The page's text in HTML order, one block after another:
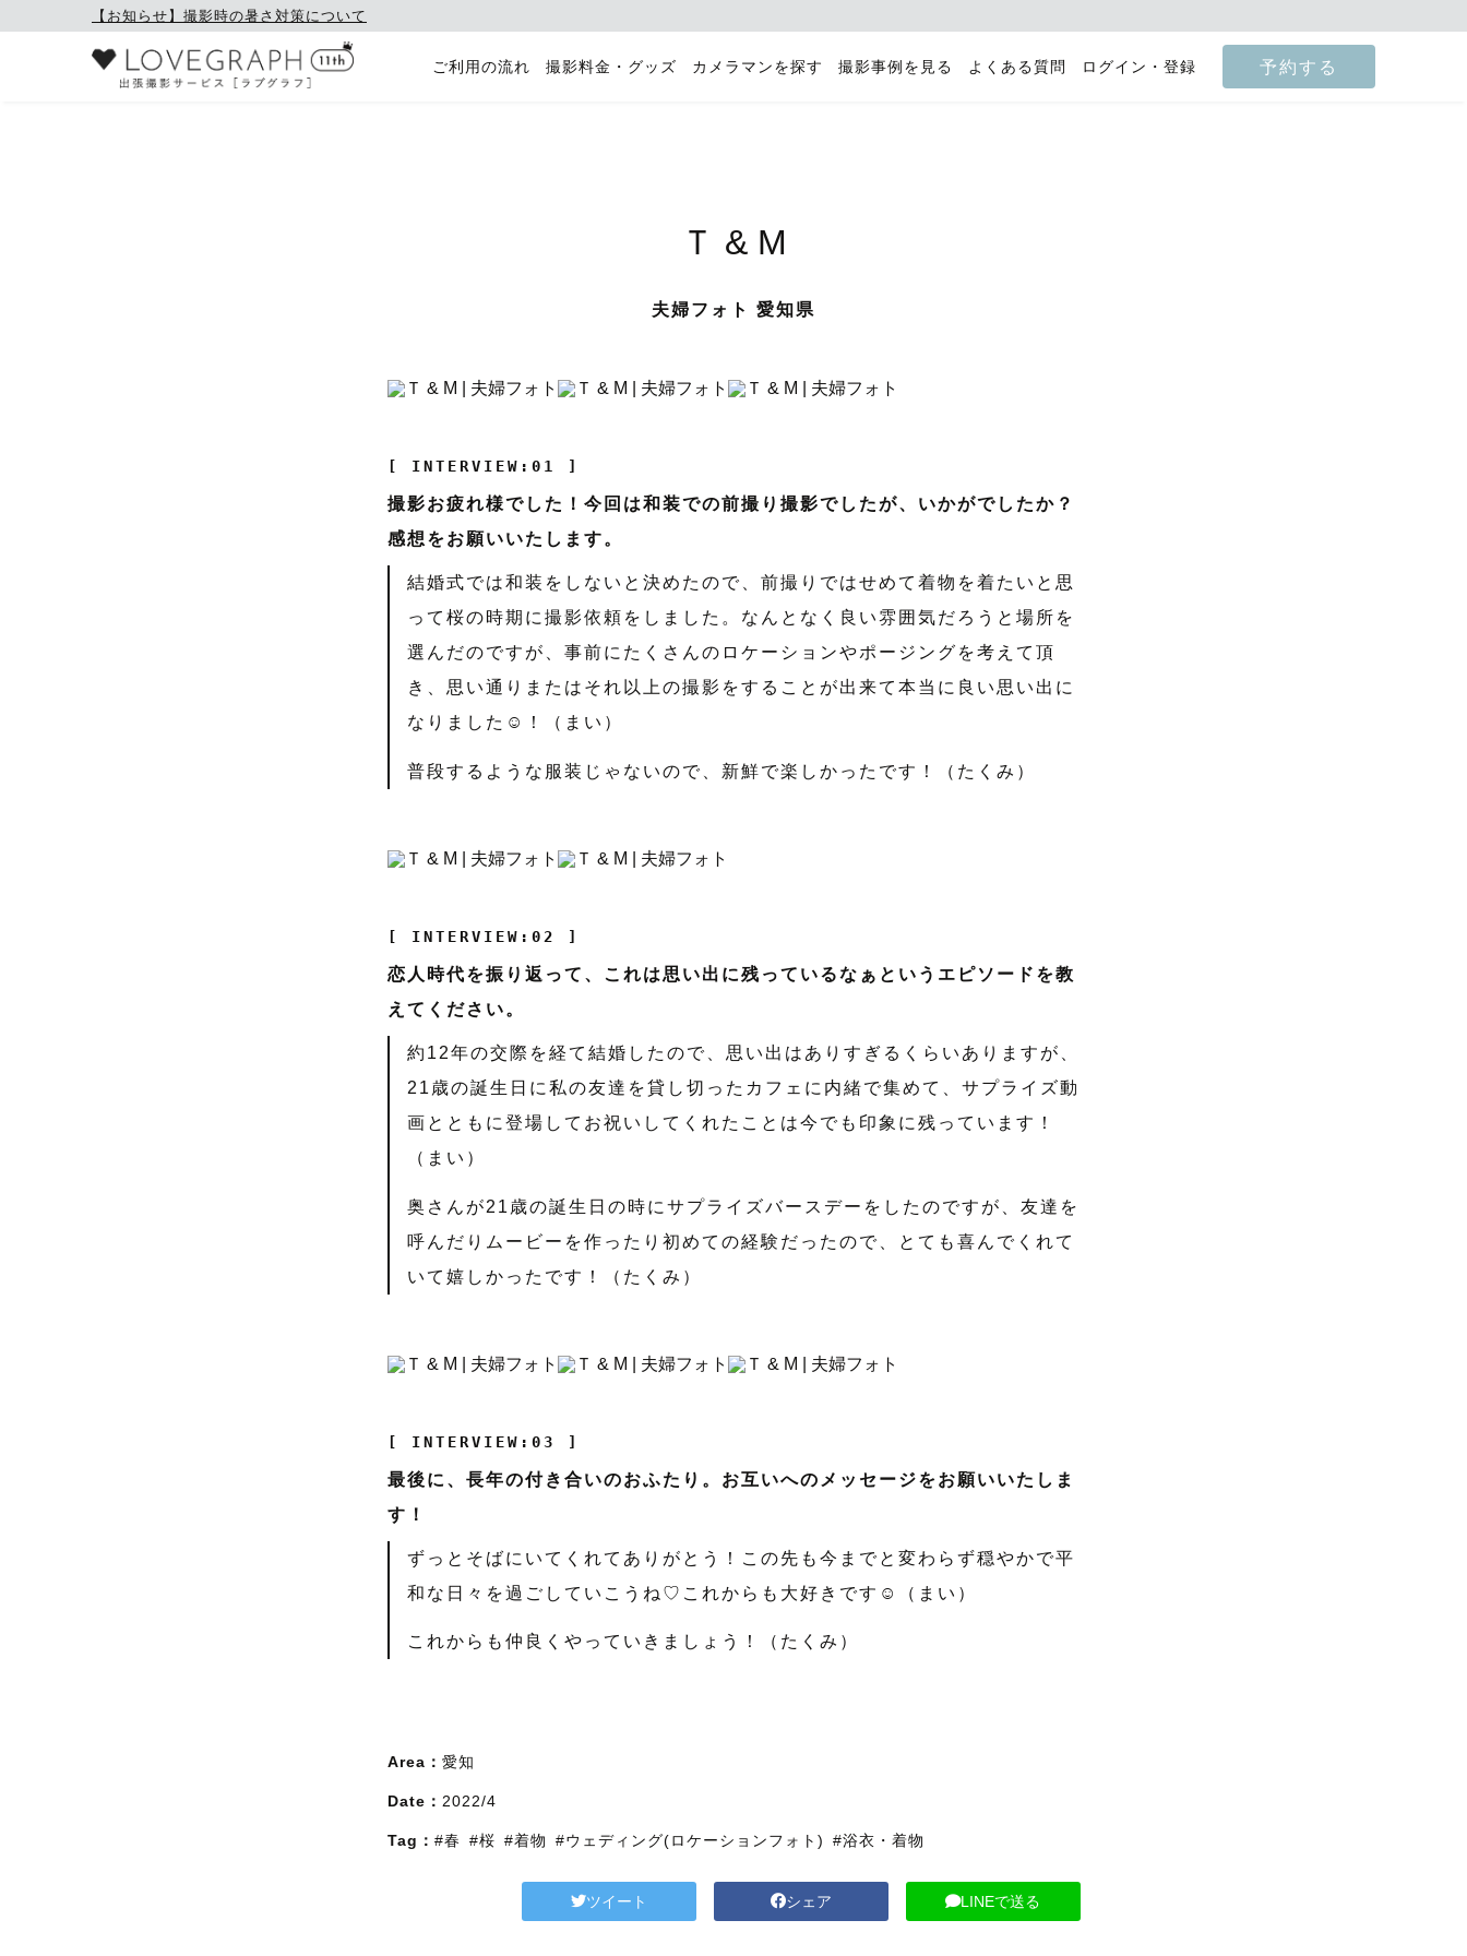
【お知らせ】撮影時の暑さ対策について
ご利用の流れ 撮影料金・グッズ カメラマンを探す 撮影事例を見る よくある質問 ログイン・登録 予約する
Ｔ & M
夫婦フォト 愛知県
[ INTERVIEW:01 ]
撮影お疲れ様でした！今回は和装での前撮り撮影でしたが、いかがでしたか？
感想をお願いいたします。
結婚式では和装をしないと決めたので、前撮りではせめて着物を着たいと思
って桜の時期に撮影依頼をしました。なんとなく良い雰囲気だろうと場所を
選んだのですが、事前にたくさんのロケーションやポージングを考えて頂
き、思い通りまたはそれ以上の撮影をすることが出来て本当に良い思い出に
なりました☺️！（まい）
普段するような服装じゃないので、新鮮で楽しかったです！（たくみ）
[ INTERVIEW:02 ]
恋人時代を振り返って、これは思い出に残っているなぁというエピソードを教
えてください。
約12年の交際を経て結婚したので、思い出はありすぎるくらいありますが、
21歳の誕生日に私の友達を貸し切ったカフェに内緒で集めて、サプライズ動
画とともに登場してお祝いしてくれたことは今でも印象に残っています！
（まい）
奥さんが21歳の誕生日の時にサプライズバースデーをしたのですが、友達を
呼んだりムービーを作ったり初めての経験だったので、とても喜んでくれて
いて嬉しかったです！（たくみ）
[ INTERVIEW:03 ]
最後に、長年の付き合いのおふたり。お互いへのメッセージをお願いいたしま
す！
ずっとそばにいてくれてありがとう！この先も今までと変わらず穏やかで平
和な日々を過ごしていこうね♡これからも大好きです☺️（まい）
これからも仲良くやっていきましょう！（たくみ）
Area： 愛知
Date： 2022/4
Tag： #春 #桜 #着物 #ウェディング(ロケーションフォト) #浴衣・着物
ツイート シェア LINEで送る